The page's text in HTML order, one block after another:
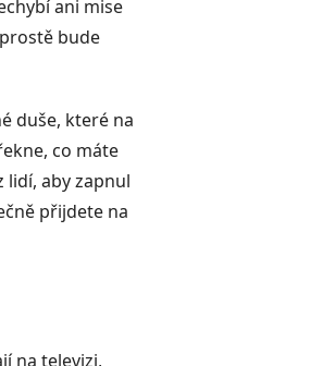
ani mise
bude
duše, které na
co máte
aby zapnul
přijdete na
na televizi,